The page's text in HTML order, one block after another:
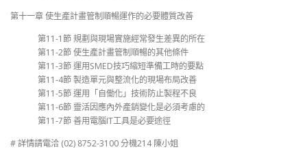
第十一章 使生產計畫管制順暢運作的必要體質改善
第11-1節 規劃與現場實施經常發生差異的所在
第11-2節 使生產計畫管制順暢的其他條件
第11-3節 運用SMED技巧縮短準備工時的要點
第11-4節 製造單元與整流化的現場布局改善
第11-5節 運用「自働化」技術防止製程不良
第11-6節 靈活因應內外產銷變化是必須考慮的
第11-7節 善用電腦IT工具是必要途徑
# 詳情請電洽 (02) 8752-3100 分機214 陳小姐